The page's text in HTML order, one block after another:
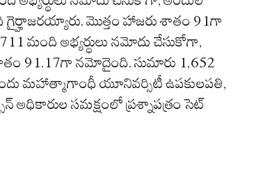
గైర్హాజరయ్యారు. మొత్తం హాజరు శాతం 91గా
మంది అభ్యర్థులు నమోదు చేసుకోగా,
91.17గా నమోదైంది. సుమారు 1,652
మహాత్మాగాంధీ యూనివర్సిటీ ఉపకులపతి,
అధికారుల సమక్షంలో ప్రశ్నాపత్రం సెట్